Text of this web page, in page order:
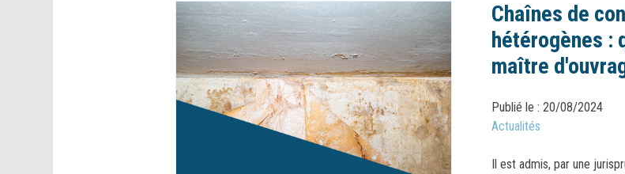
Chaînes de
hétérogènes :
maître
Publié le : 20/08/2024
Actualités
Il est admis, par une